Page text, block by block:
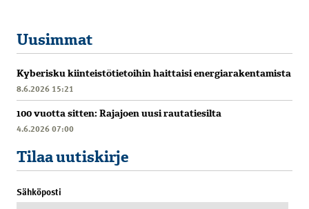
Uusimmat
Kyberisku kiinteistötietoihin haittaisi energiarakentamista
8.6.2026 15:21
100 vuotta sitten: Rajajoen uusi rautatiesilta
4.6.2026 07:00
Tilaa uutiskirje
Sähköposti